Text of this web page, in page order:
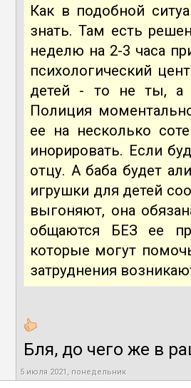
Как в подобной
знать. Там есть
неделю на 2-3 часа
психологический
детей - то не ты, а
Полиция
ее на несколько
инорировать. Если
отцу. А баба будет
игрушки для детей
выгоняют, она
общаются БЕЗ ее
которые могут
затруднения
Бля, до чего же в
5 июля 2021, понедельник